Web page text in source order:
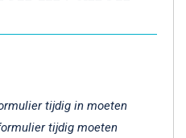
tijdig in moeten
tijdig moeten